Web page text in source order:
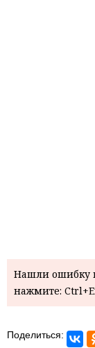
Нашли ошибку
нажмите:
Поделиться: